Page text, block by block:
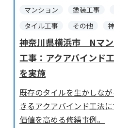
マンション 塗装工事
タイル工事
その他
神奈川県横浜市 Nマ
工事：アクアバインド
を実施
既存のタイルを生かしな
きるアクアバインド工法
価値を高める修繕事例。